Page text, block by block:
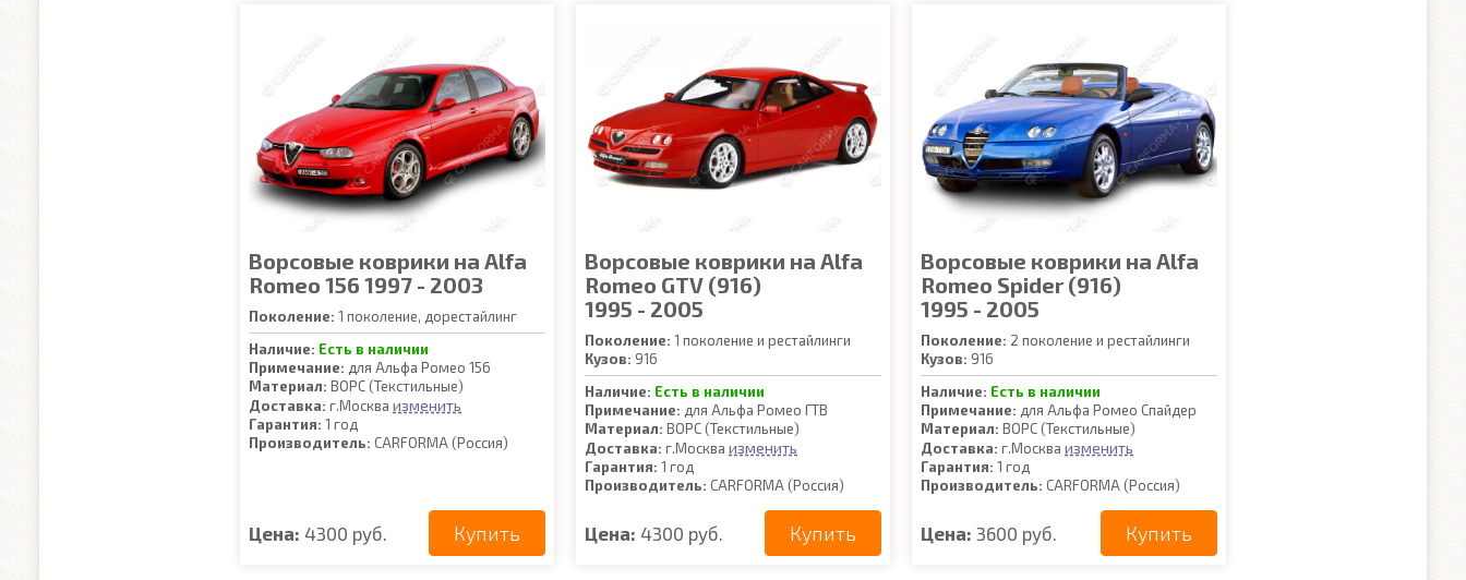
Ворсовые коврики на Alfa
Romeo 156 1997 - 2003
Поколение: 1 поколение, дорестайлинг
Наличие: Есть в наличии
Примечание: для Альфа Ромео 156
Материал: ВОРС (Текстильные)
Доставка: г.Москва изменить
Гарантия: 1 год
Производитель: CARFORMA (Россия)
Цена: 4300 руб. Купить
Ворсовые коврики на Alfa
Romeo GTV (916)
1995 - 2005
Поколение: 1 поколение и рестайлинги
Кузов: 916
Наличие: Есть в наличии
Примечание: для Альфа Ромео ГТВ
Материал: ВОРС (Текстильные)
Доставка: г.Москва изменить
Гарантия: 1 год
Производитель: CARFORMA (Россия)
Цена: 4300 руб. Купить
Ворсовые коврики на Alfa
Romeo Spider (916)
1995 - 2005
Поколение: 2 поколение и рестайлинги
Кузов: 916
Наличие: Есть в наличии
Примечание: для Альфа Ромео Спайдер
Материал: ВОРС (Текстильные)
Доставка: г.Москва изменить
Гарантия: 1 год
Производитель: CARFORMA (Россия)
Цена: 3600 руб. Купить